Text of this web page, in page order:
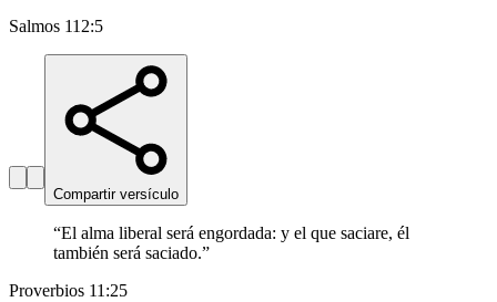
Salmos 112:5
Compartir versículo
“El alma liberal será engordada: y el que saciare, él
también será saciado.”
Proverbios 11:25